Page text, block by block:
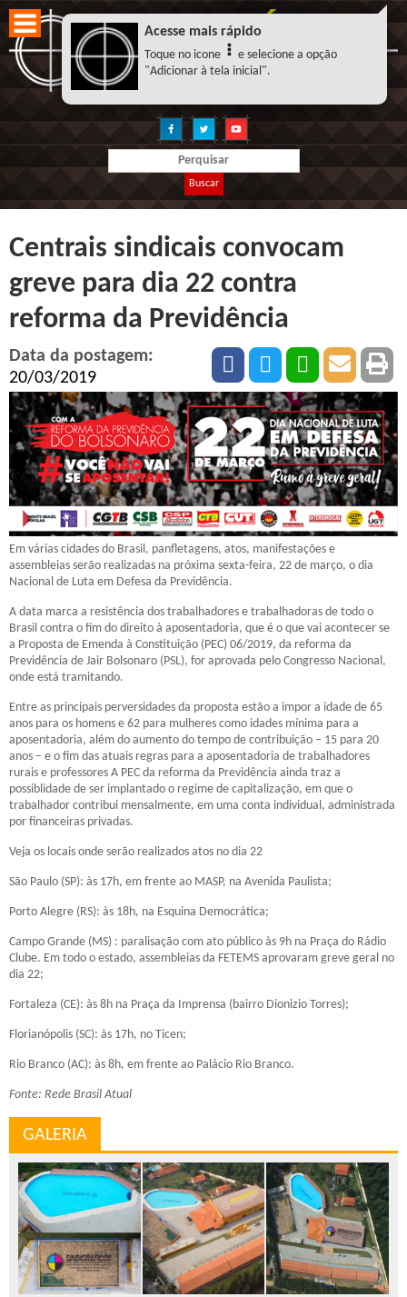
Buscar
Centrais sindicais convocam
greve para dia 22 contra
reforma da Previdência
Data da postagem:
20/03/2019
Em várias cidades do Brasil, panfletagens, atos, manifestações e
assembleias serão realizadas na próxima sexta-feira, 22 de março, o dia
Nacional de Luta em Defesa da Previdência.
A data marca a resistência dos trabalhadores e trabalhadoras de todo o
Brasil contra o fim do direito à aposentadoria, que é o que vai acontecer se
a Proposta de Emenda à Constituição (PEC) 06/2019, da reforma da
Previdência de Jair Bolsonaro (PSL), for aprovada pelo Congresso Nacional,
onde está tramitando.
Entre as principais perversidades da proposta estão a impor a idade de 65
anos para os homens e 62 para mulheres como idades mínima para a
aposentadoria, além do aumento do tempo de contribuição – 15 para 20
anos – e o fim das atuais regras para a aposentadoria de trabalhadores
rurais e professores A PEC da reforma da Previdência ainda traz a
possiblidade de ser implantado o regime de capitalização, em que o
trabalhador contribui mensalmente, em uma conta individual, administrada
por financeiras privadas.
Veja os locais onde serão realizados atos no dia 22
São Paulo (SP): às 17h, em frente ao MASP, na Avenida Paulista;
Porto Alegre (RS): às 18h, na Esquina Democrática;
Campo Grande (MS) : paralisação com ato público às 9h na Praça do Rádio
Clube. Em todo o estado, assembleias da FETEMS aprovaram greve geral no
dia 22;
Fortaleza (CE): às 8h na Praça da Imprensa (bairro Dionizio Torres);
Florianópolis (SC): às 17h, no Ticen;
Rio Branco (AC): às 8h, em frente ao Palácio Rio Branco.
Fonte: Rede Brasil Atual
GALERIA
Acesse mais rápido
Toque no icone
e selecione a opção
"Adicionar à tela inicial".